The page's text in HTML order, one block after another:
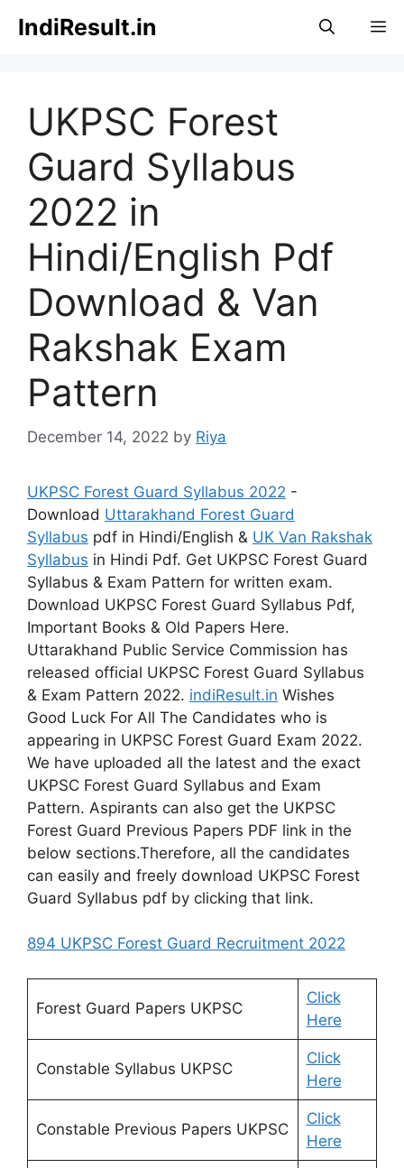
IndiResult.in
UKPSC Forest
Guard Syllabus
2022 in
Hindi/English Pdf
Download & Van
Rakshak Exam
Pattern
December 14, 2022 by Riya
UKPSC Forest Guard Syllabus 2022 -
Download Uttarakhand Forest Guard
Syllabus pdf in Hindi/English & UK Van Rakshak
Syllabus in Hindi Pdf. Get UKPSC Forest Guard
Syllabus & Exam Pattern for written exam.
Download UKPSC Forest Guard Syllabus Pdf,
Important Books & Old Papers Here.
Uttarakhand Public Service Commission has
released official UKPSC Forest Guard Syllabus
& Exam Pattern 2022. indiResult.in Wishes
Good Luck For All The Candidates who is
appearing in UKPSC Forest Guard Exam 2022.
We have uploaded all the latest and the exact
UKPSC Forest Guard Syllabus and Exam
Pattern. Aspirants can also get the UKPSC
Forest Guard Previous Papers PDF link in the
below sections.Therefore, all the candidates
can easily and freely download UKPSC Forest
Guard Syllabus pdf by clicking that link.
894 UKPSC Forest Guard Recruitment 2022
Forest Guard Papers UKPSC
Click
Here
Constable Syllabus UKPSC
Click
Here
Constable Previous Papers UKPSC
Click
Here